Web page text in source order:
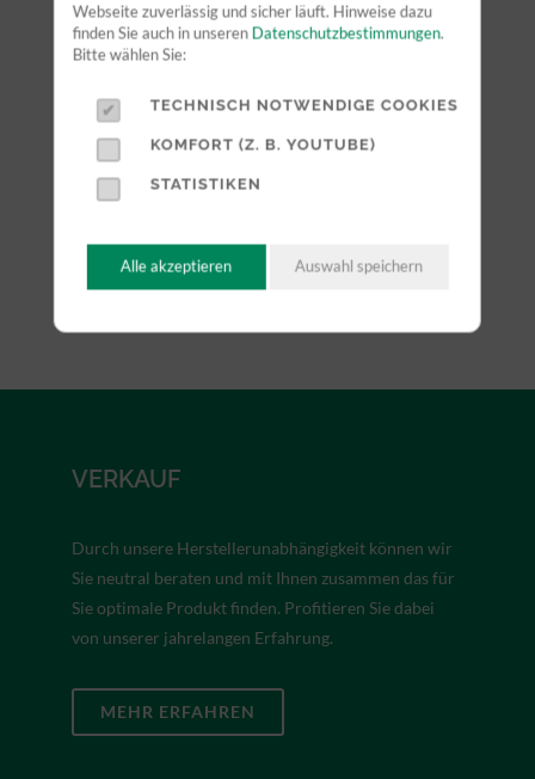
VERKAUF
Durch unsere Herstellerunabhängigkeit können wir
Sie neutral beraten und mit Ihnen zusammen das für
Sie optimale Produkt finden. Profitieren Sie dabei
von unserer jahrelangen Erfahrung.
MEHR ERFAHREN
Webseite zuverlässig und sicher läuft. Hinweise dazu
finden Sie auch in unseren Datenschutzbestimmungen.
Bitte wählen Sie:
TECHNISCH NOTWENDIGE COOKIES
KOMFORT (Z. B. YOUTUBE)
STATISTIKEN
Alle akzeptieren Auswahl speichern